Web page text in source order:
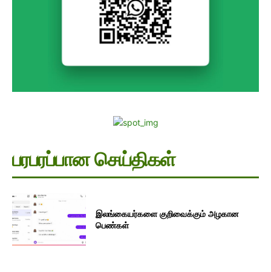
பரபரப்பான செய்திகள்
இலங்கையர்களை குறிவைக்கும் அழகான
பெண்கள்